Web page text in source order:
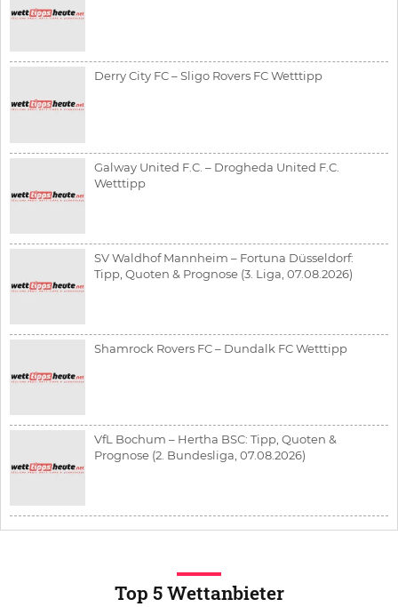
Derry City FC – Sligo Rovers FC Wetttipp
Galway United F.C. – Drogheda United F.C.
Wetttipp
SV Waldhof Mannheim – Fortuna Düsseldorf:
Tipp, Quoten & Prognose (3. Liga, 07.08.2026)
Shamrock Rovers FC – Dundalk FC Wetttipp
VfL Bochum – Hertha BSC: Tipp, Quoten &
Prognose (2. Bundesliga, 07.08.2026)
Top 5 Wettanbieter